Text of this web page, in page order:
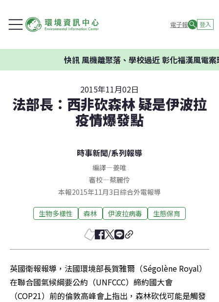
電子報 登入
快訊風機離聚落、學校過近 彰化福漢風電案環
2015年11月02日
法部長：西非砍森林 疑是伊波拉
疫情爆發點
時事新聞/系列報導
編譯—姜唯
審校—蔡麗伶
本報2015年11月3日綜合外電報導
生物多樣性 森林 伊波拉病毒 生態保育
英國衛報報導，法國環境部長賀雅爾（Ségolène Royal）
在聯合國氣候綱要公約（UNFCCC）締約國大會
（COP21）前的倫敦高峰會上指出，森林砍伐可能是觸發